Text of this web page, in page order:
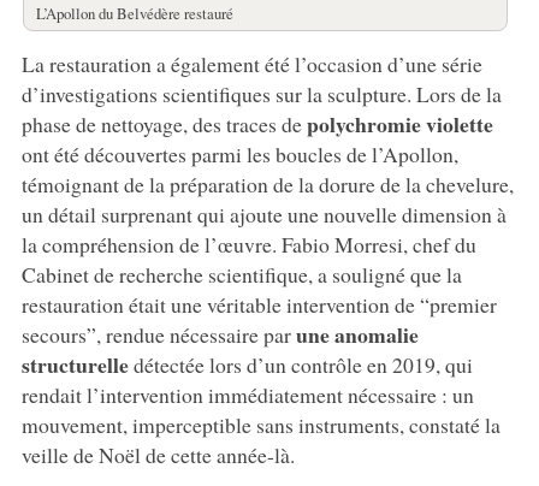
L’Apollon du Belvédère restauré
La restauration a également été l’occasion d’une série
d’investigations scientifiques sur la sculpture. Lors de la
phase de nettoyage, des traces depolychromie violette
ont été découvertes parmi les boucles de l’Apollon,
témoignant de la préparation de la dorure de la chevelure,
un détail surprenant qui ajoute une nouvelle dimension à
la compréhension de l’œuvre. Fabio Morresi, chef du
Cabinet de recherche scientifique, a souligné que la
restauration était une véritable intervention de “premier
secours”, rendue nécessaire parune anomalie
structurelledétectée lors d’un contrôle en 2019, qui
rendait l’intervention immédiatement nécessaire : un
mouvement, imperceptible sans instruments, constaté la
veille de Noël de cette année-là.